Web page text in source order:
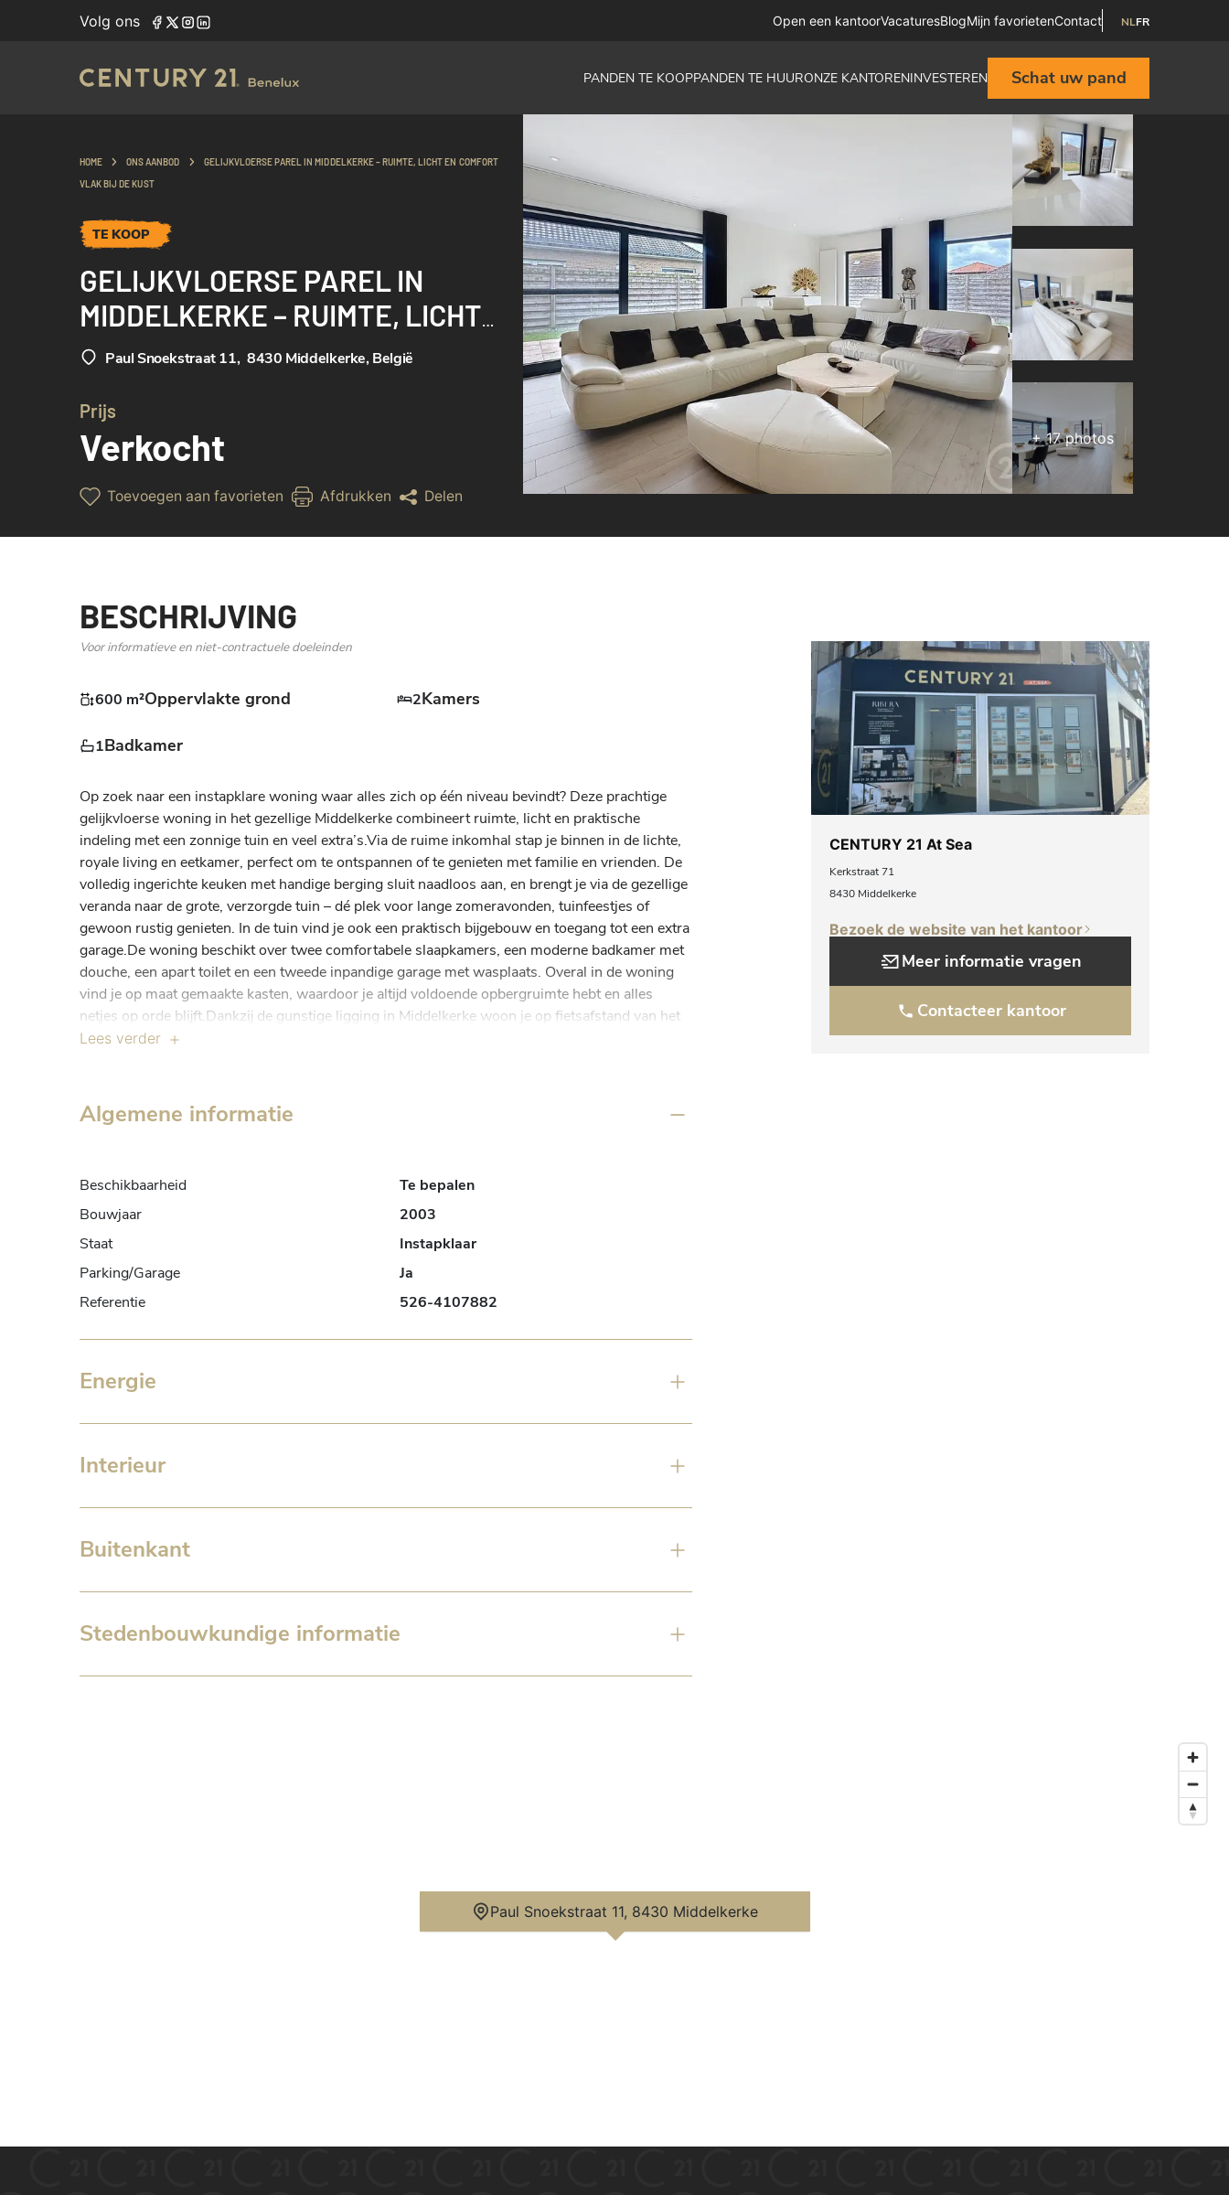
Volg ons Open een kantoorVacaturesBlogMijn favorietenContact NLFR
PANDEN TE KOOPPANDEN TE HUURONZE KANTORENINVESTEREN Schat uw pand
+17photos
HOME ONS AANBOD
GELIJKVLOERSE PAREL IN MIDDELKERKE – RUIMTE, LICHT EN COMFORT
VLAK BIJ DE KUST
TE KOOP
GELIJKVLOERSE PAREL IN
MIDDELKERKE – RUIMTE, LICHT
EN COMFORT VLAK BIJ DE KUST
Paul Snoekstraat 11, 8430 Middelkerke, België
Prijs
Verkocht
Toevoegen aan favorieten Afdrukken Delen
BESCHRIJVING
Voor informatieve en niet-contractuele doeleinden
600 m²Oppervlakte grond 2Kamers
1Badkamer
Op zoek naar een instapklare woning waar alles zich op één niveau bevindt? Deze prachtige
gelijkvloerse woning in het gezellige Middelkerke combineert ruimte, licht en praktische
indeling met een zonnige tuin en veel extra’s.Via de ruime inkomhal stap je binnen in de lichte,
royale living en eetkamer, perfect om te ontspannen of te genieten met familie en vrienden. De
volledig ingerichte keuken met handige berging sluit naadloos aan, en brengt je via de gezellige
veranda naar de grote, verzorgde tuin – dé plek voor lange zomeravonden, tuinfeestjes of
gewoon rustig genieten. In de tuin vind je ook een praktisch bijgebouw en toegang tot een extra
garage.De woning beschikt over twee comfortabele slaapkamers, een moderne badkamer met
douche, een apart toilet en een tweede inpandige garage met wasplaats. Overal in de woning
vind je op maat gemaakte kasten, waardoor je altijd voldoende opbergruimte hebt en alles
netjes op orde blijft.Dankzij de gunstige ligging in Middelkerke woon je op fietsafstand van het
strand, winkels en restaurants, en toch in een rustige buurt.
Lees verder
Algemene informatie
Beschikbaarheid
Te bepalen
Bouwjaar
2003
Staat
Instapklaar
Parking/Garage
Ja
Referentie
526-4107882
Energie
Interieur
Buitenkant
Stedenbouwkundige informatie
CENTURY 21 At Sea
Kerkstraat 71
8430 Middelkerke
Bezoek de website van het kantoor
Meer informatie vragen
Contacteer kantoor
Paul Snoekstraat 11, 8430 Middelkerke